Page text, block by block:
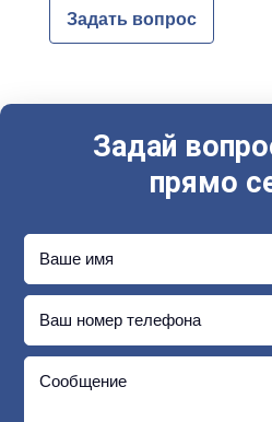
Задать вопрос
Задай
прямо
Ваше имя
Ваш номер телефона
Сообщение